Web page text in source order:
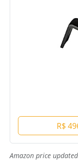
R$
Amazon price